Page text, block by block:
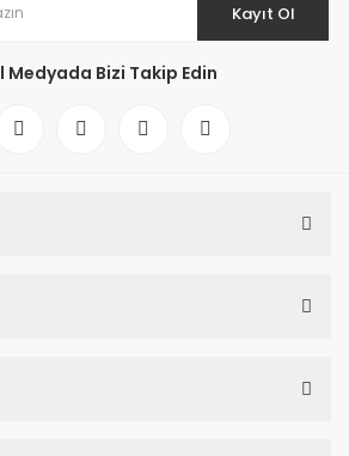
Kayıt Ol
Medyada Bizi Takip Edin